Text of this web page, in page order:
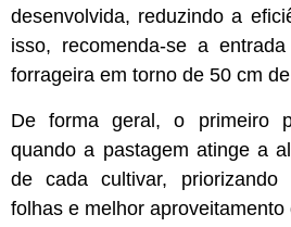
desenvolvida, reduzindo a
isso, recomenda-se a
forrageira em torno de 50 cm
De forma geral, o primeiro
quando a pastagem atinge a
de cada cultivar, priorizando
folhas e melhor aproveitamento